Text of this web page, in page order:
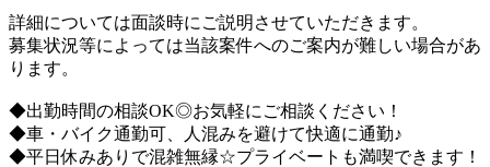
詳細については面談時にご説明させていただきます。
募集状況等によっては当該案件へのご案内が難しい場合があ
ります。
◆出勤時間の相談OK◎お気軽にご相談ください！
◆車・バイク通勤可、人混みを避けて快適に通勤♪
◆平日休みありで混雑無縁☆プライベートも満喫できます！